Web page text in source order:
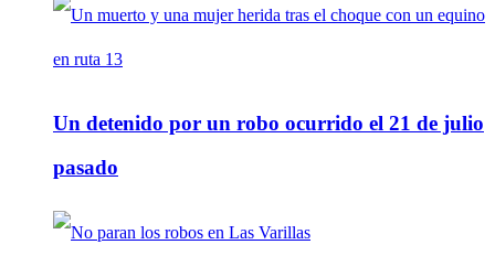
Un detenido por un robo ocurrido el 21 de julio
pasado